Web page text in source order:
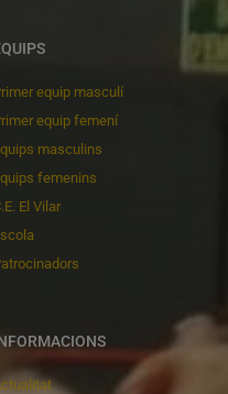
equip masculí
equip femení
masculins
femenins
El Vilar